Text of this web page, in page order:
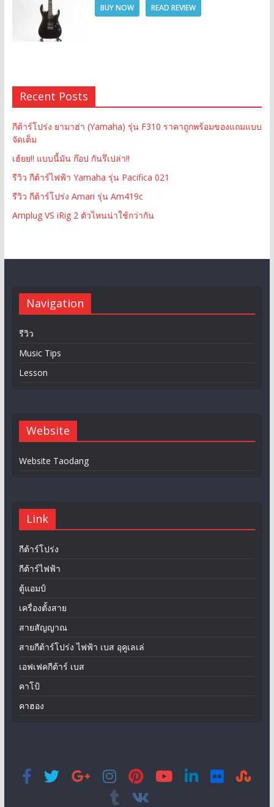
BUY NOW READ REVIEW
Recent Posts
กีต้าร์โปร่ง ยามาฮ่า (Yamaha) รุ่น F310 ราคาถูกพร้อมของแถมแบบ
จัดเต็ม
เฮ้ยย!! แบบนี้มัน ก๊อป กันรึเปล่า!!
รีวิว กีต้าร์ไฟฟ้า Yamaha รุ่น Pacifica 021
รีวิว กีต้าร์โปร่ง Amari รุ่น Am419c
Amplug VS iRig 2 ตัวไหนน่าใช้กว่ากัน
Navigation
รีวิว
Music Tips
Lesson
Website
Website Taodang
Link
กีต้าร์โปร่ง
กีต้าร์ไฟฟ้า
ตู้แอมป์
เครื่องตั้งสาย
สายสัญญาณ
สายกีต้าร์โปร่ง ไฟฟ้า เบส อุคูเลเล่
เอฟเฟคกีต้าร์ เบส
คาโป้
คาฮอง